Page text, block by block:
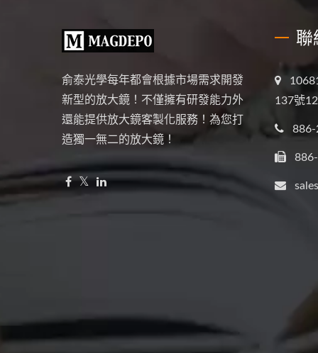
俞泰光學每年都會根據市場需求開發
新型的放大鏡！不僅擁有研發能力外
還能提供放大鏡客製化服務！為您打
造獨一無二的放大鏡！
聯
137號
886-